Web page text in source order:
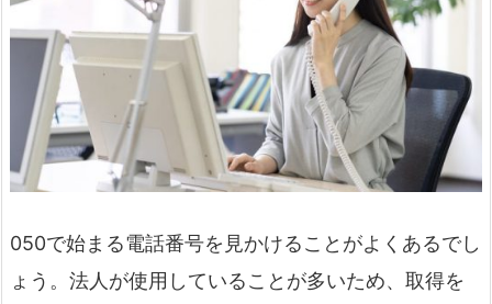
050で始まる電話番号を見かけることがよくあるでし
ょう。法人が使用していることが多いため、取得を